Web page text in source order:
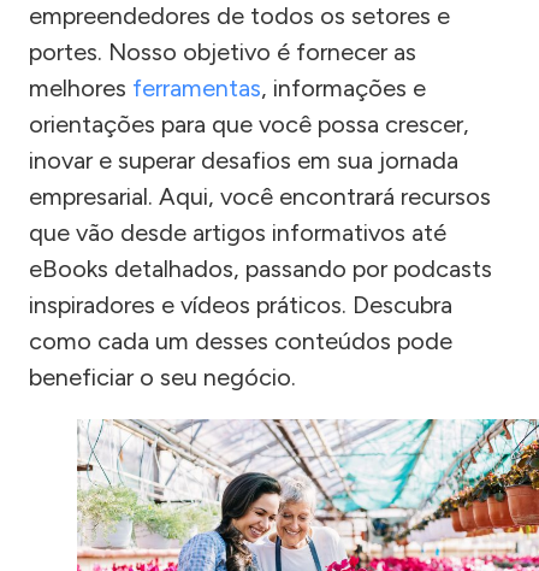
empreendedores de todos os setores e
portes. Nosso objetivo é fornecer as
melhores ferramentas, informações e
orientações para que você possa crescer,
inovar e superar desafios em sua jornada
empresarial. Aqui, você encontrará recursos
que vão desde artigos informativos até
eBooks detalhados, passando por podcasts
inspiradores e vídeos práticos. Descubra
como cada um desses conteúdos pode
beneficiar o seu negócio.